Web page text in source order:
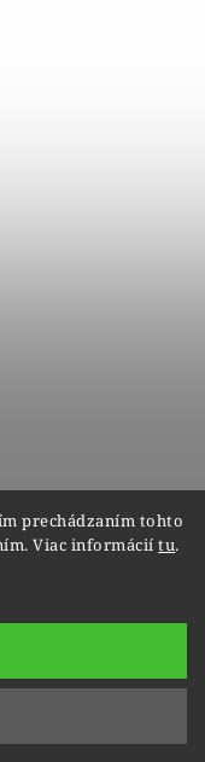
prechádzaním tohto
Viac informáciítu.
v